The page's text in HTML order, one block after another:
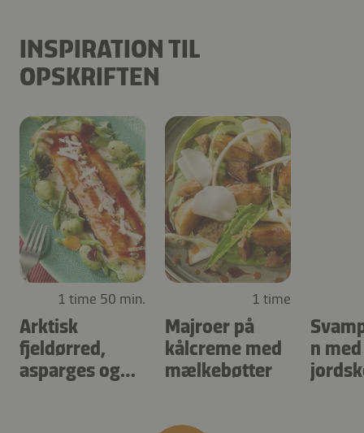
INSPIRATION TIL
OPSKRIFTEN
1 time 50 min.
Arktisk
fjeldørred,
asparges og
1 time
Majroer på
kålcreme med
mælkebøtter
n med